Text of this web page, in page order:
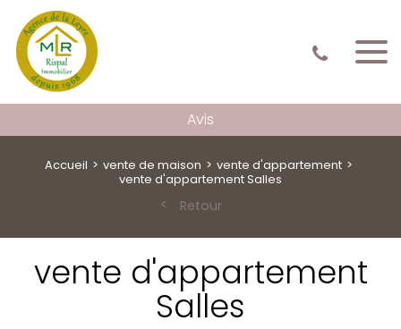
Avis
Accueil vente de maison
vente d'appartement
vente d'appartement Salles
Retour
vente d'appartement
Salles